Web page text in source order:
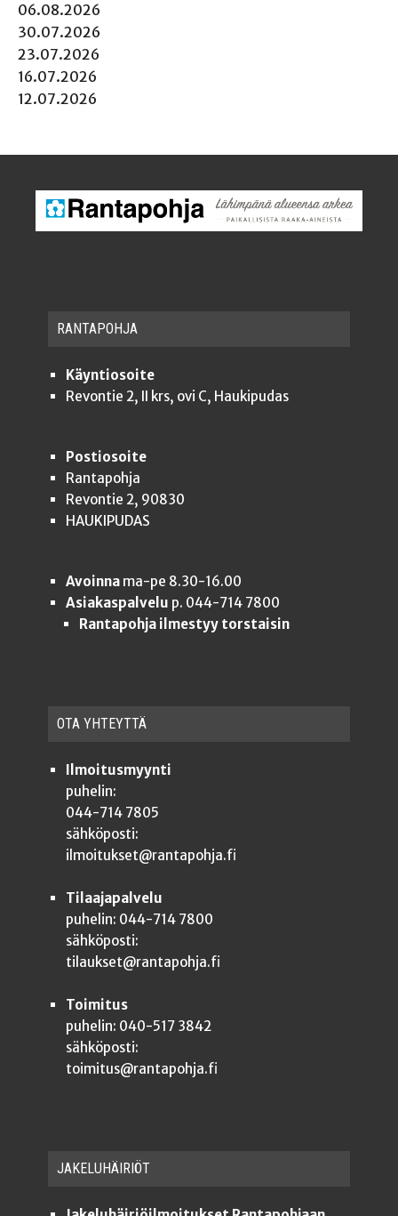
06.08.2026
30.07.2026
23.07.2026
16.07.2026
12.07.2026
RAN­TA­POH­JA
Käyntiosoite
Revontie 2, II krs, ovi C, Haukipudas
Postiosoite
Rantapohja
Revontie 2, 90830
HAUKIPUDAS
Avoinnama-pe 8.30-16.00
Asiakaspalvelu p. 044-714 7800
Rantapohja ilmestyy torstaisin
OTA YHTEYT­TÄ
Ilmoitusmyynti
puhelin:
044-714 7805
sähköposti:
ilmoitukset@rantapohja.fi
Tilaajapalvelu
puhelin: 044-714 7800
sähköposti:
tilaukset@rantapohja.fi
Toimitus
puhelin: 040-517 3842
sähköposti:
toimitus@rantapohja.fi
JAKE­LU­HÄI­RIÖT